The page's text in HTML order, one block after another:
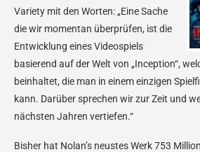
Variety mit den Worten: „Eine Sache
die wir momentan überprüfen, ist die
Entwicklung eines Videospiels
basierend auf der Welt von „Inception“,
beinhaltet, die man in einem einzigen
kann. Darüber sprechen wir zur Zeit und
nächsten Jahren vertiefen.“
Bisher hat Nolan’s neustes Werk 753